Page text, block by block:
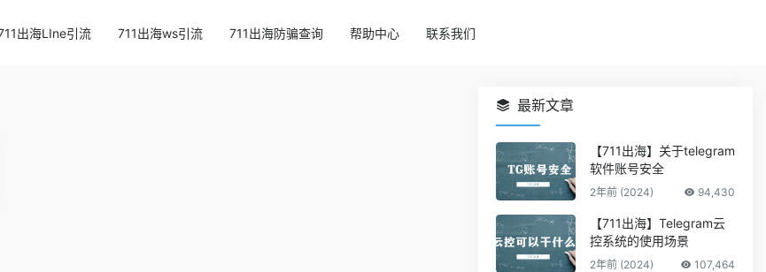
出海LIne引流 711出海ws引流 711出海防骗查询 帮助中心 联系我们
最新文章
【711出海】关于telegram
软件账号安全
2年前 (2024) 94,430
【711出海】Telegram云
控系统的使用场景
2年前 (2024) 107,464